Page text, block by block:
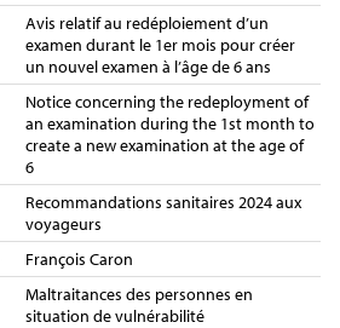
Avis relatif au redéploiement d’un
examen durant le 1er mois pour créer
un nouvel examen à l’âge de 6 ans
Notice concerning the redeployment of
an examination during the 1st month to
create a new examination at the age of
6
Recommandations sanitaires 2024 aux
voyageurs
François Caron
Maltraitances des personnes en
situation de vulnérabilité